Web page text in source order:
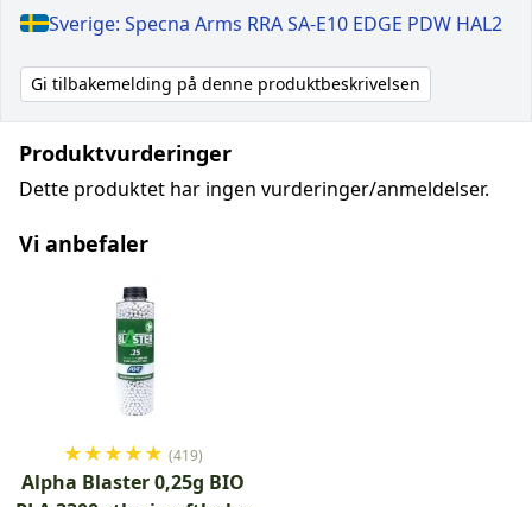
Sverige: Specna Arms RRA SA-E10 EDGE PDW HAL2
Gi tilbakemelding på denne produktbeskrivelsen
Produktvurderinger
Dette produktet har ingen vurderinger/anmeldelser.
Vi anbefaler
★★★★★ (419)
Alpha Blaster 0,25g BIO